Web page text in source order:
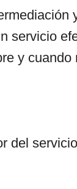
servicio
y cuando
del